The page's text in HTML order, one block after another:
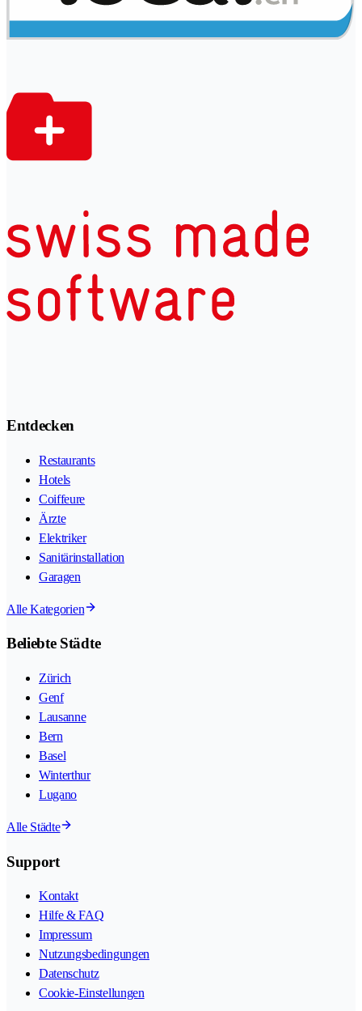
Entdecken
Restaurants
Hotels
Coiffeure
Ärzte
Elektriker
Sanitärinstallation
Garagen
Alle Kategorien
Beliebte Städte
Zürich
Genf
Lausanne
Bern
Basel
Winterthur
Lugano
Alle Städte
Support
Kontakt
Hilfe & FAQ
Impressum
Nutzungsbedingungen
Datenschutz
Cookie-Einstellungen